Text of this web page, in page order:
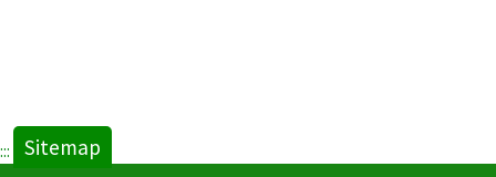
::: Sitemap